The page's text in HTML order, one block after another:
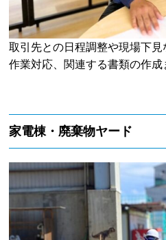
取引先との日程調整や現場下見
作業対応、関連する書類の作成
家電棟・廃棄物ヤード